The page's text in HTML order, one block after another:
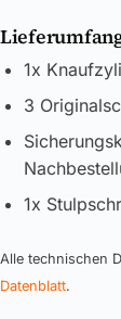
1x
3
1x
Alle technischen
Datenblatt.